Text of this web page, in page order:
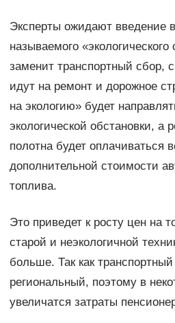
Эксперты ожидают введение в
называемого
заменит транспортный сбор,
идут на ремонт и дорожное
на экологию» будет
экологической обстановки, а
полотна будет оплачиваться
дополнительной стоимости
топлива.
Это приведет к росту цен на
старой и неэкологичной
больше. Так как транспортный
региональный, поэтому в
увеличатся затраты